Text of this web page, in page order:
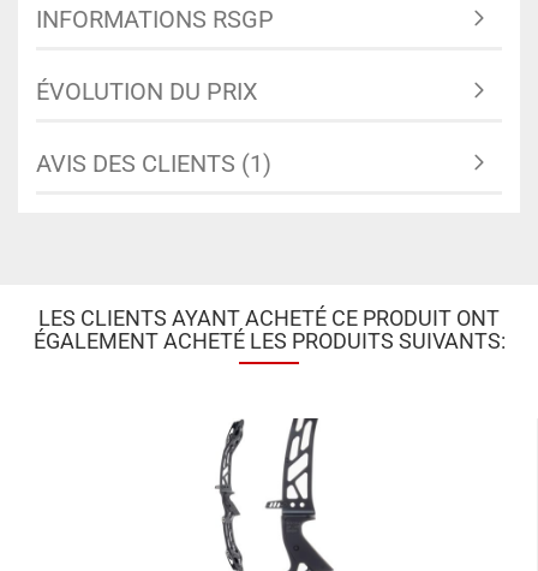
INFORMATIONS RSGP
ÉVOLUTION DU PRIX
AVIS DES CLIENTS (1)
LES CLIENTS AYANT ACHETÉ CE PRODUIT ONT
ÉGALEMENT ACHETÉ LES PRODUITS SUIVANTS: